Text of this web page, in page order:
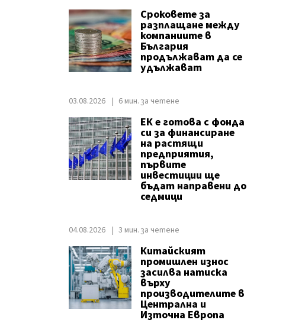
Сроковете за
разплащане между
компаниите в
България
продължават да се
удължават
03.08.2026 6 мин. за четене
ЕК е готова с фонда
си за финансиране
на растящи
предприятия,
първите
инвестиции ще
бъдат направени до
седмици
04.08.2026 3 мин. за четене
Китайският
промишлен износ
засилва натиска
върху
производителите в
Централна и
Източна Европа